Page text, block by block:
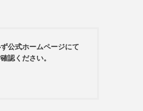
公式ホームページにて
認ください。